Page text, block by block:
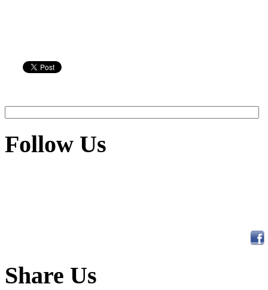
Follow Us
Share Us